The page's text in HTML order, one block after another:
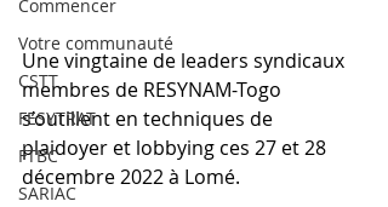
Commencer
Votre communauté
CSTT
FESYTRAT
FTBC
SARIAC
Une vingtaine de leaders syndicaux
membres de RESYNAM-Togo
s’outillent en techniques de
plaidoyer et lobbying ces 27 et 28
décembre 2022 à Lomé.